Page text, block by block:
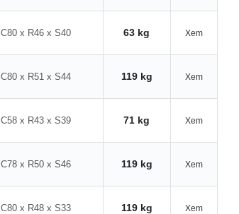
C80 x R46 x S40 63 kg Xem
C80 x R51 x S44 119 kg Xem
C58 x R43 x S39 71 kg Xem
C78 x R50 x S46 119 kg Xem
C80 x R48 x S33 119 kg Xem